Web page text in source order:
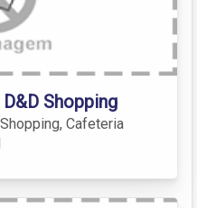
Shopping
Cafeteria